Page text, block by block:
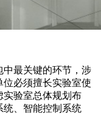
中最关键的环节，涉
位必须擅长实验室使
实验室总体规划布
统、智能控制系统